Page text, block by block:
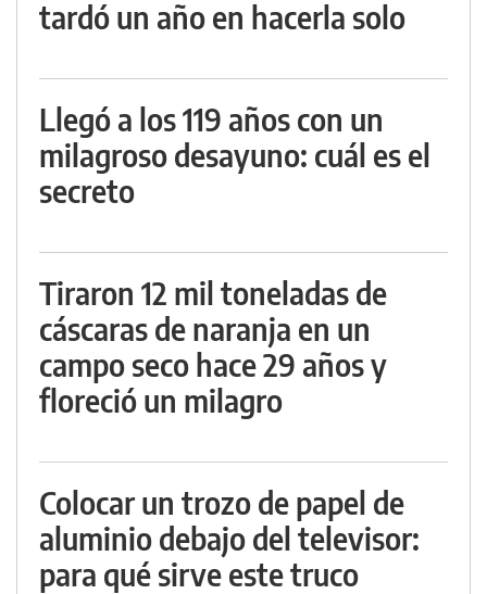
tardó un año en hacerla solo
Llegó a los 119 años con un
milagroso desayuno: cuál es el
secreto
Tiraron 12 mil toneladas de
cáscaras de naranja en un
campo seco hace 29 años y
floreció un milagro
Colocar un trozo de papel de
aluminio debajo del televisor:
para qué sirve este truco